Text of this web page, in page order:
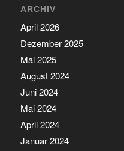
ARCHIV
April 2026
Dezember 2025
Mai 2025
August 2024
Juni 2024
Mai 2024
April 2024
Januar 2024